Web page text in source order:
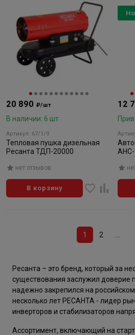
20 890 ₽/шт
В наличии: 6 шт
Артикул: 67/1/9
Тепловая пушка дизельная
Ресанта ТДП-20000
нет отзывов
В корзину
12
АНС-
1 2
Ресанта – это бренд, который за
существования заслужил доверие
надежно закрепился на
несколько лет РЕСАНТА - лидер
инверторов и стабилизаторов
Ассортимент, включающий на